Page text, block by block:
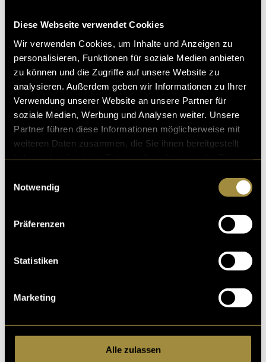
Diese Webseite verwendet Cookies
Wir verwenden Cookies, um Inhalte und Anzeigen zu
personalisieren, Funktionen für soziale Medien anbieten
zu können und die Zugriffe auf unsere Website zu
analysieren. Außerdem geben wir Informationen zu Ihrer
Verwendung unserer Website an unsere Partner für
soziale Medien, Werbung und Analysen weiter. Unsere
Partner führen diese Informationen möglicherweise mit
weiteren Daten zusammen, die Sie ihnen bereitgestellt
Notwendig
Präferenzen
Statistiken
Marketing
Alle zulassen